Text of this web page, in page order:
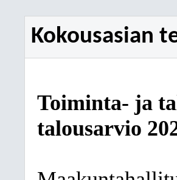
Kokousasian
Toiminta- ja
talousarvio